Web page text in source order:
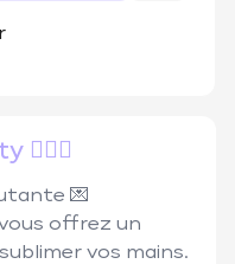
🧘🏼‍♀️
💌
offrez un
vos mains.